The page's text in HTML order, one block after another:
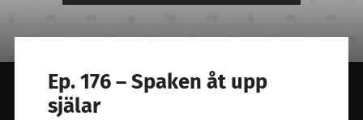
Ep. 176 – Spaken åt upp
själar